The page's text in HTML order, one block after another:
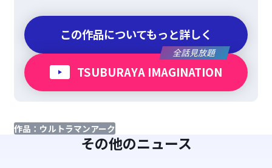
この作品についてもっと詳しく
全話見放題
TSUBURAYA IMAGINATION
作品：ウルトラマンアーク
その他のニュース